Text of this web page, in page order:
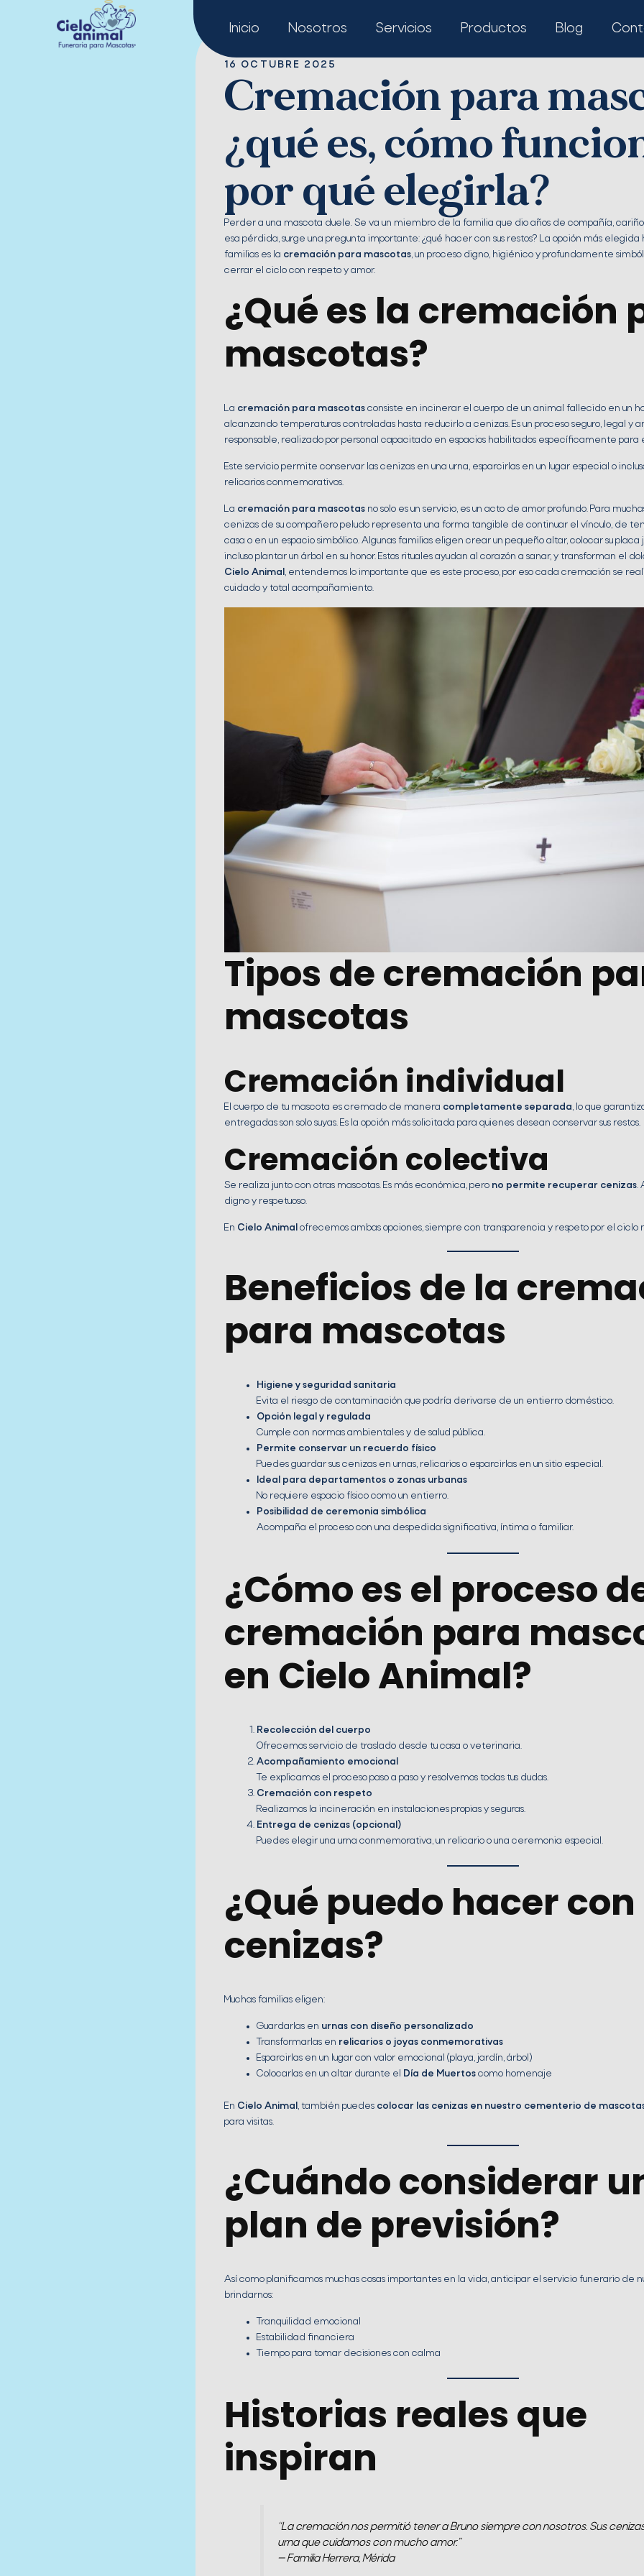
Inicio Nosotros Servicios Productos Blog
16 OCTUBRE 2025
Cremación para
¿qué es, cómo
por qué elegirla?
Perder a una mascota duele. Se va un miembro de la familia que dio años de compañía,
esa pérdida, surge una pregunta importante: ¿qué hacer con sus restos? La opción más elegida
familias es la cremación para mascotas, un proceso digno, higiénico y profundamente
cerrar el ciclo con respeto y amor.
¿Qué es la cremación
mascotas?
La cremación para mascotas consiste en incinerar el cuerpo de un animal fallecido en un
alcanzando temperaturas controladas hasta reducirlo a cenizas. Es un proceso seguro, legal y
responsable, realizado por personal capacitado en espacios habilitados específicamente para
Este servicio permite conservar las cenizas en una urna, esparcirlas en un lugar especial o
relicarios conmemorativos.
La cremación para mascotas no solo es un servicio, es un acto de amor profundo. Para
cenizas de su compañero peludo representa una forma tangible de continuar el vínculo, de
casa o en un espacio simbólico. Algunas familias eligen crear un pequeño altar, colocar su placa
incluso plantar un árbol en su honor. Estos rituales ayudan al corazón a sanar, y transforman el
Cielo Animal, entendemos lo importante que es este proceso, por eso cada cremación se
cuidado y total acompañamiento.
Tipos de cremación
mascotas
Cremación individual
El cuerpo de tu mascota es cremado de manera completamente separada, lo que
entregadas son solo suyas. Es la opción más solicitada para quienes desean conservar sus restos.
Cremación colectiva
Se realiza junto con otras mascotas. Es más económica, pero no permite recuperar cenizas.
digno y respetuoso.
En Cielo Animal ofrecemos ambas opciones, siempre con transparencia y respeto por el ciclo
Beneficios de la
para mascotas
Higiene y seguridad sanitaria
Evita el riesgo de contaminación que podría derivarse de un entierro doméstico.
Opción legal y regulada
Cumple con normas ambientales y de salud pública.
Permite conservar un recuerdo físico
Puedes guardar sus cenizas en urnas, relicarios o esparcirlas en un sitio especial.
Ideal para departamentos o zonas urbanas
No requiere espacio físico como un entierro.
Posibilidad de ceremonia simbólica
Acompaña el proceso con una despedida significativa, íntima o familiar.
¿Cómo es el proceso
cremación para
en Cielo Animal?
Recolección del cuerpo
Ofrecemos servicio de traslado desde tu casa o veterinaria.
Acompañamiento emocional
Te explicamos el proceso paso a paso y resolvemos todas tus dudas.
Cremación con respeto
Realizamos la incineración en instalaciones propias y seguras.
Entrega de cenizas (opcional)
Puedes elegir una urna conmemorativa, un relicario o una ceremonia especial.
¿Qué puedo hacer
cenizas?
Muchas familias eligen:
Guardarlas en urnas con diseño personalizado
Transformarlas en relicarios o joyas conmemorativas
Esparcirlas en un lugar con valor emocional (playa, jardín, árbol)
Colocarlas en un altar durante el Día de Muertos como homenaje
En Cielo Animal , también puedes colocar las cenizas en nuestro cementerio de
para visitas.
¿Cuándo considerar
plan de previsión?
Así como planificamos muchas cosas importantes en la vida, anticipar el servicio funerario de
brindarnos:
Tranquilidad emocional
Estabilidad financiera
Tiempo para tomar decisiones con calma
Historias reales que
inspiran
“La cremación nos permitió tener a Bruno siempre con nosotros. Sus
urna que cuidamos con mucho amor.”
— Familia Herrera, Mérida